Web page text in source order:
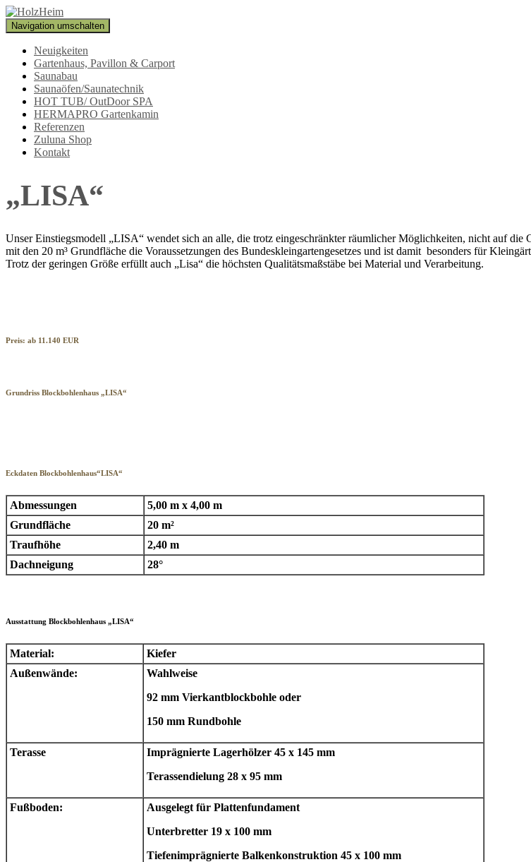
Navigation umschalten
Neuigkeiten
Gartenhaus, Pavillon & Carport
Saunabau
Saunaöfen/Saunatechnik
HOT TUB/ OutDoor SPA
HERMAPRO Gartenkamin
Referenzen
Zuluna Shop
Kontakt
„LISA“
Unser Einstiegsmodell „LISA“ wendet sich an alle, die trotz eingeschränkter räumlicher Möglichkeiten, nicht auf
mit den 20 m³ Grundfläche die Voraussetzungen des Bundeskleingartengesetzes und ist damit besonders für
Trotz der geringen Größe erfüllt auch „Lisa“ die höchsten Qualitätsmaßstäbe bei Material und Verarbeitung.
Preis: ab 11.140 EUR
Grundriss Blockbohlenhaus „LISA“
Eckdaten Blockbohlenhaus“LISA“
Abmessungen
5,00 m x 4,00 m
Grundfläche
20 m²
Traufhöhe
2,40 m
Dachneigung
28°
Ausstattung Blockbohlenhaus „LISA“
Material:
Kiefer
Außenwände:
Wahlweise
92 mm Vierkantblockbohle oder
150 mm Rundbohle
Terasse
Imprägnierte Lagerhölzer 45 x 145 mm
Terassendielung 28 x 95 mm
Fußboden:
Ausgelegt für Plattenfundament
Unterbretter 19 x 100 mm
Tiefenimprägnierte Balkenkonstruktion 45 x 100 mm